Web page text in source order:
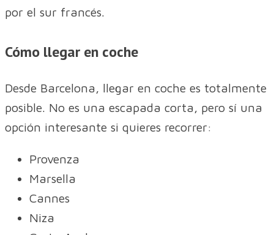
por el sur francés.
Cómo llegar en coche
Desde Barcelona, llegar en coche es totalmente
posible. No es una escapada corta, pero sí una
opción interesante si quieres recorrer:
Provenza
Marsella
Cannes
Niza